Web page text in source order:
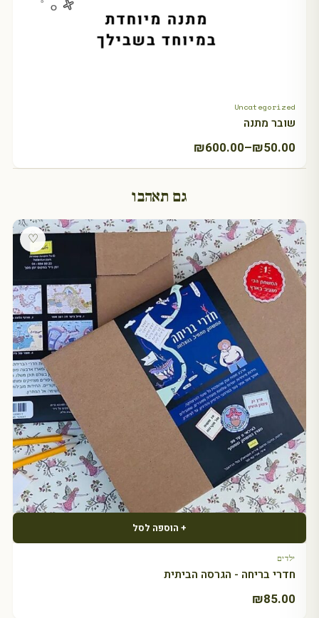
Uncategorized
שובר מתנה
₪50.00
–
₪600.00
טווח
מחירים:
גם תאהבו
♡
+ הוספה לסל
ילדים
חדרי בריחה - הגרסה הביתית
₪85.00